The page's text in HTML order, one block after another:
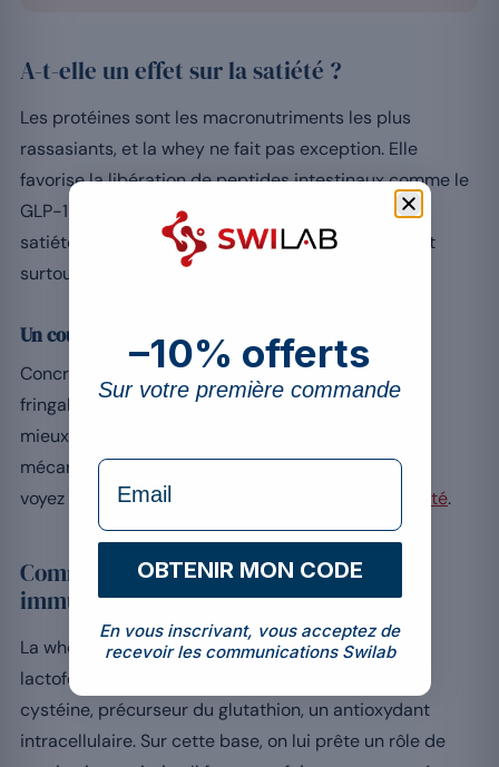
A-t-elle un effet sur la satiété ?
Les protéines sont les macronutriments les plus
rassasiants, et la whey ne fait pas exception. Elle
favorise la libération de peptides intestinaux comme le
GLP-1 et le peptide YY, impliqués dans le signal de
satiété envoyé au cerveau. Cet effet est cependant
surtout marqué à court terme, après la prise.
Un coupe-faim de courte durée
Concrètement, un shake de whey peut réduire les
fringales dans les heures qui suivent, ce qui aide à
mieux contrôler les portions. Pour comprendre les
mécanismes hormonaux et les limites de cet effet,
voyez l’article dédié à
l’effet de la whey sur la satiété.
Comment soutient-elle le système
immunitaire ?
La whey contient des composants bioactifs,
lactoferrine, immunoglobulines, et apporte de la
cystéine, précurseur du glutathion, un antioxydant
intracellulaire. Sur cette base, on lui prête un rôle de
–10% offerts
Sur votre première commande
formulaire Email
OBTENIR MON CODE
En vous inscrivant, vous acceptez de
recevoir les communications Swilab